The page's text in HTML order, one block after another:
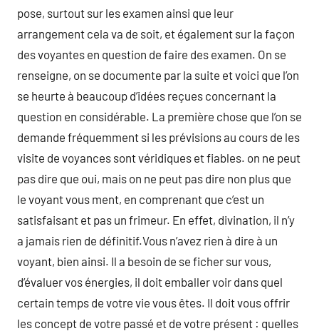
pose, surtout sur les examen ainsi que leur
arrangement cela va de soit, et également sur la façon
des voyantes en question de faire des examen. On se
renseigne, on se documente par la suite et voici que l’on
se heurte à beaucoup d’idées reçues concernant la
question en considérable. La première chose que l’on se
demande fréquemment si les prévisions au cours de les
visite de voyances sont véridiques et fiables. on ne peut
pas dire que oui, mais on ne peut pas dire non plus que
le voyant vous ment, en comprenant que c’est un
satisfaisant et pas un frimeur. En effet, divination, il n’y
a jamais rien de définitif.Vous n’avez rien à dire à un
voyant, bien ainsi. Il a besoin de se ficher sur vous,
d’évaluer vos énergies, il doit emballer voir dans quel
certain temps de votre vie vous êtes. Il doit vous offrir
les concept de votre passé et de votre présent : quelles